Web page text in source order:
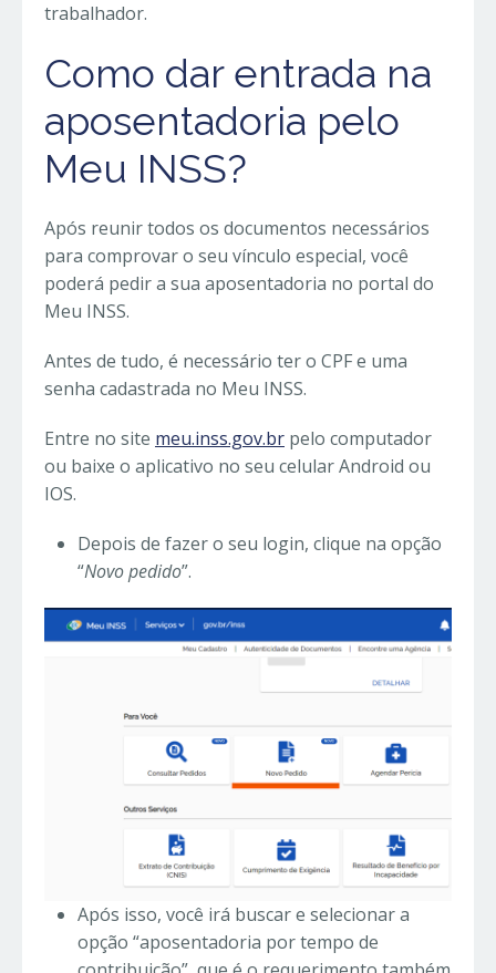
trabalhador.
Como dar entrada na
aposentadoria pelo
Meu INSS?
Após reunir todos os documentos necessários
para comprovar o seu vínculo especial, você
poderá pedir a sua aposentadoria no portal do
Meu INSS.
Antes de tudo, é necessário ter o CPF e uma
senha cadastrada no Meu INSS.
Entre no site meu.inss.gov.br pelo computador
ou baixe o aplicativo no seu celular Android ou
IOS.
Depois de fazer o seu login, clique na opção
“Novo pedido”.
Após isso, você irá buscar e selecionar a
opção “aposentadoria por tempo de